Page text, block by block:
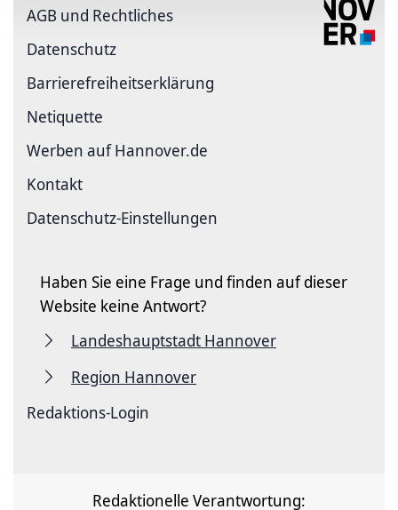
AGB und Rechtliches
Datenschutz
Barriere­freiheits­erklärung
Netiquette
Werben auf Hannover.de
Kontakt
Datenschutz-Einstellungen
Haben Sie eine Frage und finden auf dieser
Website keine Antwort?
Landeshauptstadt Hannover
Region Hannover
Redaktions-Login
Redaktionelle Verantwortung: